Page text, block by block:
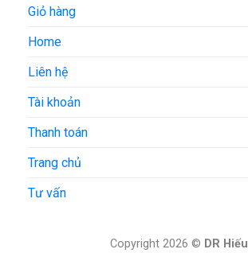
Giỏ hàng
Home
Liên hệ
Tài khoản
Thanh toán
Trang chủ
Tư vấn
Copyright 2026 © DR Hiếu